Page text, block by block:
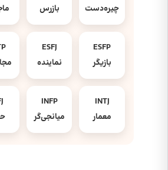
چیره‌دست
بازرس
ESFP
بازیگر
ESFJ
نماینده
INTJ
معمار
INFP
میانجی‌گر